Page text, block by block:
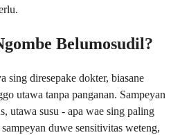
Belumosudil?
sing diresepake dokter, biasane
utawa tanpa panganan. Sampeyan
utawa susu - apa wae sing paling
duwe sensitivitas weteng,